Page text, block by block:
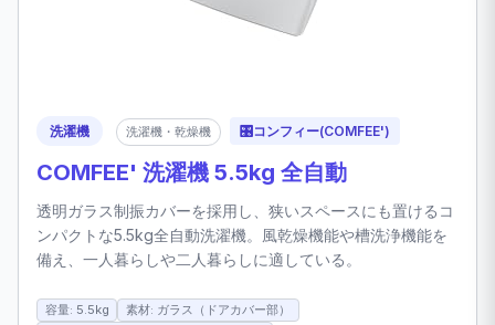
洗濯機 洗濯機・乾燥機 🎛️コンフィー(COMFEE')
COMFEE' 洗濯機 5.5kg 全自動
透明ガラス制振カバーを採用し、狭いスペースにも置けるコ
ンパクトな5.5kg全自動洗濯機。風乾燥機能や槽洗浄機能を
備え、一人暮らしや二人暮らしに適している。
容量: 5.5kg
素材: ガラス（ドアカバー部）